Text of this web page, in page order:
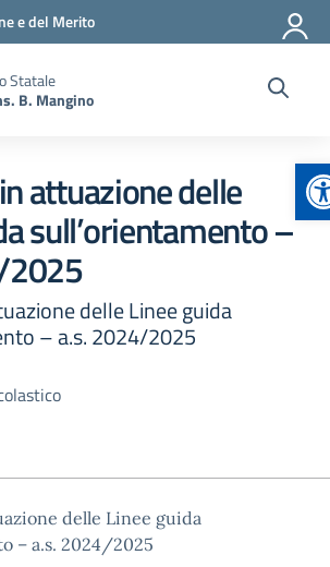
e del Merito
Statale
B. Mangino
attuazione delle
sull’orientamento –
2025
delle Linee guida
– a.s. 2024/2025
delle Linee guida
– a.s. 2024/2025